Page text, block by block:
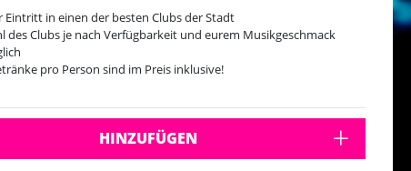
Eintritt in einen der besten Clubs der Stadt
des Clubs je nach Verfügbarkeit und eurem Musikgeschmack
pro Person sind im Preis inklusive!
HINZUFÜGEN